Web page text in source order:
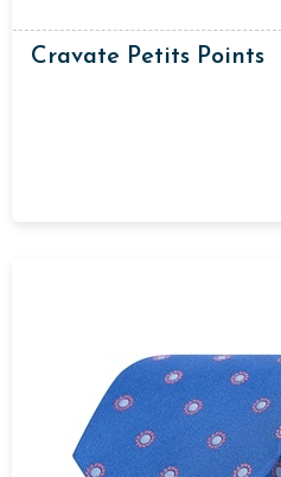
Cravate Petits Points